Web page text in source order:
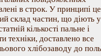
в строк. У принципі це
склад частин, що діють
кількості пальне і
техніки, доставлено все
хлібозаводу до